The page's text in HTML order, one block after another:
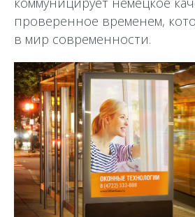
проверенное временем,
в мир современности.